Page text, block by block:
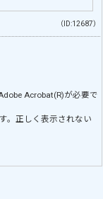
（ID:12687）
Acrobat(R)が必要で
。正しく表示されない